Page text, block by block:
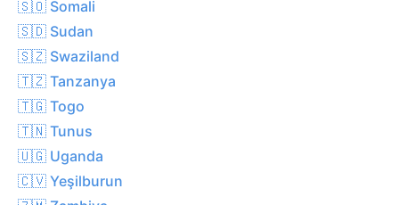
🇸🇴 Somali
🇸🇩 Sudan
🇸🇿 Swaziland
🇹🇿 Tanzanya
🇹🇬 Togo
🇹🇳 Tunus
🇺🇬 Uganda
🇨🇻 Yeşilburun